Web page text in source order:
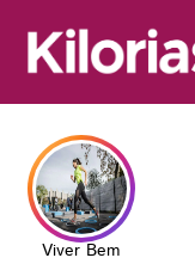
Viver Bem